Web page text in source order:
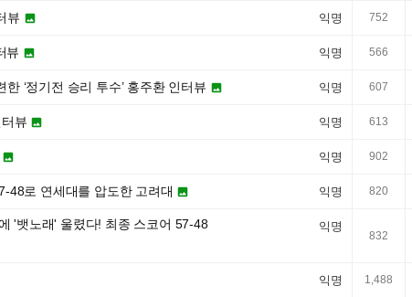
뷰  익명 752
뷰  익명 566
‘정기전 승리 투수’ 홍주환 인터뷰  익명 607
뷰  익명 613
 익명 902
48로 연세대를 압도한 고려대  익명 820
'뱃노래' 울렸다! 최종 스코어 57-48 익명
832
익명 1,488